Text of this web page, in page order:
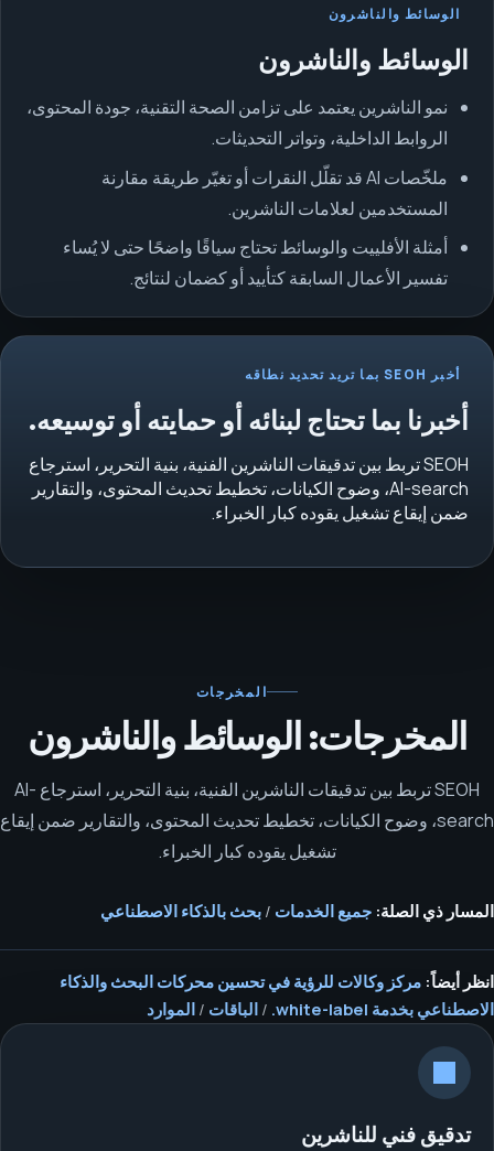
الوسائط والناشرون
الوسائط والناشرون
نمو الناشرين يعتمد على تزامن الصحة التقنية، جودة المحتوى،
الروابط الداخلية، وتواتر التحديثات.
ملخّصات AI قد تقلّل النقرات أو تغيّر طريقة مقارنة
المستخدمين لعلامات الناشرين.
أمثلة الأفلييت والوسائط تحتاج سياقًا واضحًا حتى لا يُساء
تفسير الأعمال السابقة كتأييد أو كضمان لنتائج.
أخبر SEOH بما تريد تحديد نطاقه
أخبرنا بما تحتاج لبنائه أو حمايته أو توسيعه.
SEOH تربط بين تدقيقات الناشرين الفنية، بنية التحرير، استرجاع
AI-search، وضوح الكيانات، تخطيط تحديث المحتوى، والتقارير
ضمن إيقاع تشغيل يقوده كبار الخبراء.
المخرجات
المخرجات: الوسائط والناشرون
SEOH تربط بين تدقيقات الناشرين الفنية، بنية التحرير، استرجاع AI-
search، وضوح الكيانات، تخطيط تحديث المحتوى، والتقارير ضمن إيقاع
تشغيل يقوده كبار الخبراء.
المسار ذي الصلة: جميع الخدمات / بحث بالذكاء الاصطناعي
انظر أيضاً: مركز وكالات للرؤية في تحسين محركات البحث والذكاء
الاصطناعي بخدمة white-label.
/ الباقات / الموارد
تدقيق فني للناشرين